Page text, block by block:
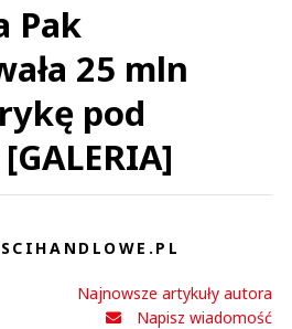
Pak
25 mln
pod
Najnowsze artykuły autora
Napisz wiadomość